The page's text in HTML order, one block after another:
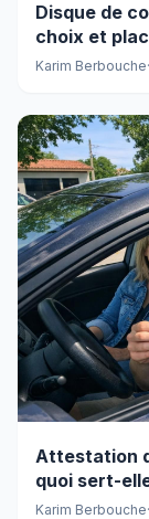
Disque de
choix et
Karim Berbouche·
Attestation
quoi sert-
Karim Berbouche·